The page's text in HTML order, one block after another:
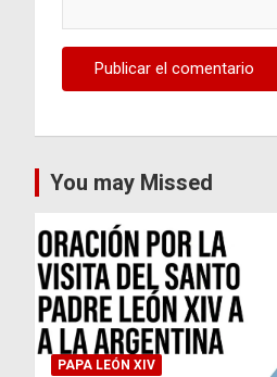
You may Missed
PAPA LEÓN XIV